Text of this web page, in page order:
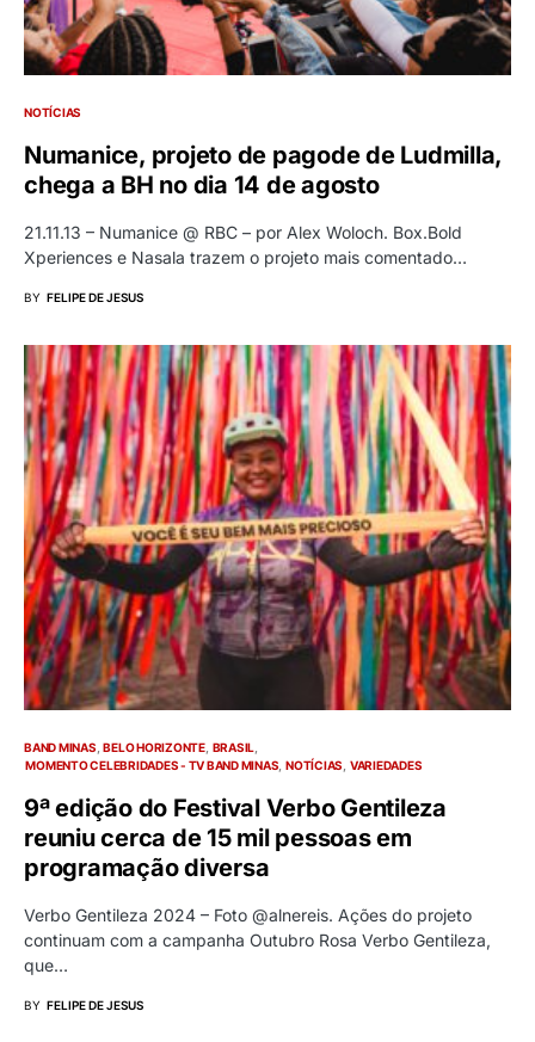
NOTÍCIAS
Numanice, projeto de pagode de Ludmilla,
chega a BH no dia 14 de agosto
21.11.13 – Numanice @ RBC – por Alex Woloch. Box.Bold
Xperiences e Nasala trazem o projeto mais comentado…
BY FELIPE DE JESUS
BAND MINAS BELO HORIZONTE BRASIL
MOMENTO CELEBRIDADES - TV BAND MINAS NOTÍCIAS VARIEDADES
9ª edição do Festival Verbo Gentileza
reuniu cerca de 15 mil pessoas em
programação diversa
Verbo Gentileza 2024 – Foto @alnereis. Ações do projeto
continuam com a campanha Outubro Rosa Verbo Gentileza,
que…
BY FELIPE DE JESUS